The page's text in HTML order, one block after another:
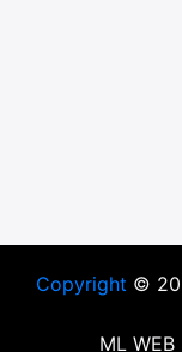
Copyright ©
ML